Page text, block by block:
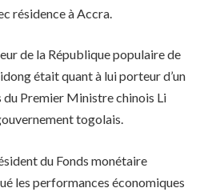
résidence à Accra.
de la République populaire de
était quant à lui porteur d’un
Premier Ministre chinois Li
togolais.
du Fonds monétaire
les performances économiques